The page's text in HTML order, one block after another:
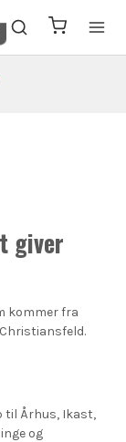
giver
kommer fra
til Århus, Ikast,
og